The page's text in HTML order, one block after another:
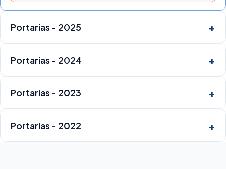
Portarias - 2025
Portarias - 2024
Portarias - 2023
Portarias - 2022